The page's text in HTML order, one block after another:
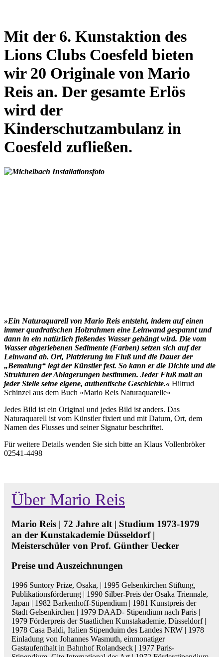
Mit der 6. Kunstaktion des
Lions Clubs Coesfeld bieten
wir 20 Originale von Mario
Reis an. Der gesamte Erlös
wird der
Kinderschutzambulanz in
Coesfeld zufließen.
»Ein Naturaquarell von Mario Reis entsteht, indem auf einen
immer quadratischen Holzrahmen eine Leinwand gespannt und
dann in ein natürlich fießendes Wasser gehängt wird. Die vom
Wasser abgeriebenen Sedimente (Farben) setzen sich auf der
Leinwand ab. Ort, Platzierung im Fluß und die Dauer der
„Bemalung“ legt der Künstler fest. So kann er die Dichte und die
Strukturen der Ablagerungen bestimmen. Jeder Fluß malt an
jeder Stelle seine eigene, authentische Geschichte.« Hiltrud
Schinzel aus dem Buch »Mario Reis Naturaquarelle«
Jedes Bild ist ein Original und jedes Bild ist anders. Das
Naturaquarell ist vom Künstler fixiert und mit Datum, Ort, dem
Namen des Flusses und seiner Signatur beschriftet.
Für weitere Details wenden Sie sich bitte an Klaus Vollenbröker
02541-4498
Über Mario Reis
Mario Reis | 72 Jahre alt | Studium 1973-1979
an der Kunstakademie Düsseldorf |
Meisterschüler von Prof. Günther Uecker
Preise und Auszeichnungen
1996 Suntory Prize, Osaka, | 1995 Gelsenkirchen Stiftung,
Publikationsförderung | 1990 Silber-Preis der Osaka Triennale,
Japan | 1982 Barkenhoff-Stipendium | 1981 Kunstpreis der
Stadt Gelsenkirchen | 1979 DAAD- Stipendium nach Paris |
1979 Förderpreis der Staatlichen Kunstakademie, Düsseldorf |
1978 Casa Baldi, Italien Stipenduim des Landes NRW | 1978
Einladung von Johannes Wasmuth, einmonatiger
Gastaufenthalt in Bahnhof Rolandseck | 1977 Paris-